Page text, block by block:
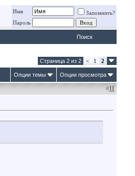
Имя
Запомнить?
Пароль
Поиск
Страница 2 из 2 < 1 2
Опции темы Опции просмотра
#11